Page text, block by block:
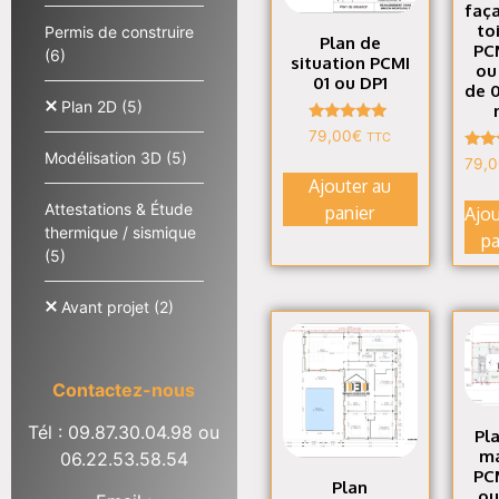
Permis de construire
(6)
Plan 2D (5)
Modélisation 3D (5)
Attestations & Étude
thermique / sismique
(5)
Avant projet (2)
Contactez-nous
Tél : 09.87.30.04.98 ou
06.22.53.58.54
Plan de
situation PCMI
01 ou DP1
Note
4.86
79,00€ TTC
Ajouter au
panier
de
Plan